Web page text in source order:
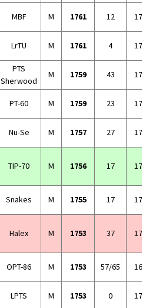
MBF M 1761 12
LrTU M 1761 4
PTS
Sherwood
M 1759 43
PT-60 M 1759 23
Nu-Se M 1757 27
TIP-70 M 1756 17
Snakes M 1755 17
Halex M 1753 37
OPT-86 M 1753 57/65
LPTS M 1753 0